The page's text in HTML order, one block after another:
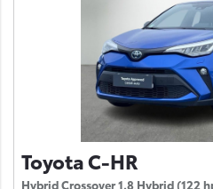
Toyota C-HR
Hybrid Crossover 1.8 Hybrid (122